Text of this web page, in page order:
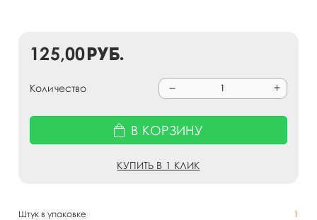
Штук в упаковке
1
125,00руб.
Количество
В КОРЗИНУ
КУПИТЬ В 1 КЛИК